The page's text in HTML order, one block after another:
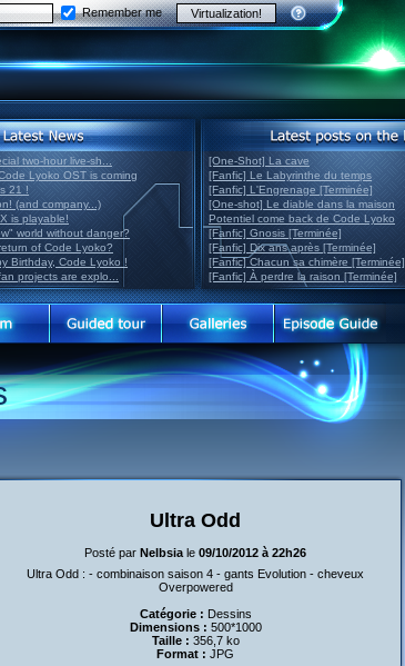
Remember me
two-hour live-sh...
Lyoko OST is coming
21 !
(and company...)
is playable!
world without danger?
of Code Lyoko?
Birthday, Code Lyoko !
projects are explo...
[One-Shot] La cave
[Fanfic] Le Labyrinthe du temps
[Fanfic] L'Engrenage [Terminée]
[One-shot] Le diable dans la maison
Potentiel come back de Code Lyoko
[Fanfic] Gnosis [Terminée]
[Fanfic] Dix ans après [Terminée]
[Fanfic] Chacun sa chimère [Terminée]
[Fanfic] À perdre la raison [Terminée]
Ultra Odd
Posté par Nelbsia le 09/10/2012 à 22h26
Ultra Odd : - combinaison saison 4 - gants Evolution - cheveux
Overpowered
Catégorie : Dessins
Dimensions : 500*1000
Taille : 356,7 ko
Format : JPG